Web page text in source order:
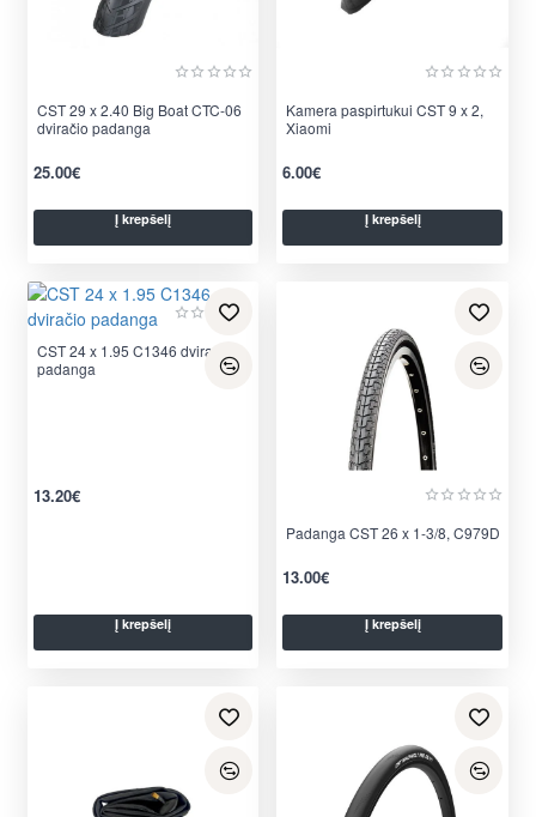
CST 29 x 2.40 Big Boat CTC-06
dviračio padanga
25.00€
Į krepšelį
Kamera paspirtukui CST 9 x 2,
Xiaomi
6.00€
Į krepšelį
Nauja
CST 24 x 1.95 C1346 dviračio
padanga
13.20€
Į krepšelį
Padanga CST 26 x 1-3/8, C979D
13.00€
Į krepšelį